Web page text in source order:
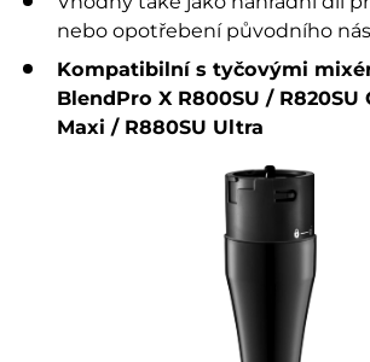
nebo opotřebení původního
Kompatibilní s tyčovými
BlendPro X R800SU / R820SU
Maxi / R880SU Ultra